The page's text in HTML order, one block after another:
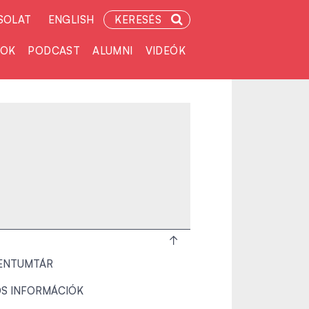
ENGLISH KERESÉS
PODCAST ALUMNI VIDEÓK
INFORMÁCIÓK